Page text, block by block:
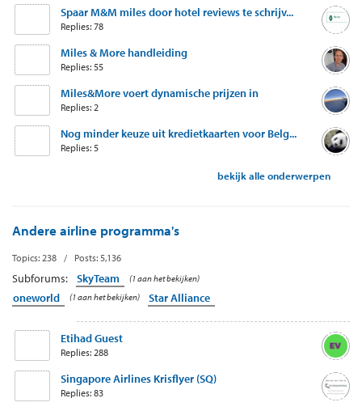
Spaar M&M miles door hotel reviews te schrijv...
Replies: 78
Miles & More handleiding
Replies: 55
Miles&More voert dynamische prijzen in
Replies: 2
Nog minder keuze uit kredietkaarten voor Belg...
Replies: 5
bekijk alle onderwerpen
Andere airline programma's
Topics: 238 / Posts: 5,136
Subforums: SkyTeam (1 aan het bekijken)
oneworld (1 aan het bekijken) Star Alliance
Etihad Guest
Replies: 288
Singapore Airlines Krisflyer (SQ)
Replies: 83